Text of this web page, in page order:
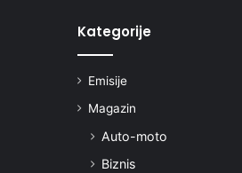
Kategorije
Emisije
Magazin
Auto-moto
Biznis